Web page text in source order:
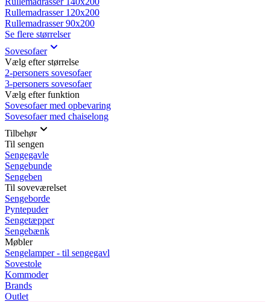
Rullemadrasser 120x200
Rullemadrasser 90x200
Se flere størrelser
Sovesofaer
Vælg efter størrelse
2-personers sovesofaer
3-personers sovesofaer
Vælg efter funktion
Sovesofaer med opbevaring
Sovesofaer med chaiselong
Tilbehør
Til sengen
Sengegavle
Sengebunde
Sengeben
Til soveværelset
Sengeborde
Pyntepuder
Sengetæpper
Sengebænk
Møbler
Sengelamper - til sengegavl
Sovestole
Kommoder
Brands
Outlet